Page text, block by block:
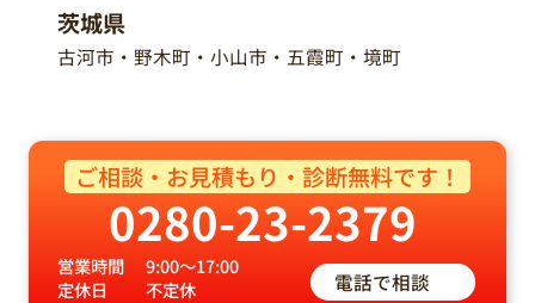
茨城県
古河市・野木町・小山市・五霞町・境町
ご相談・お見積もり・診断無料です！
0280-23-2379
営業時間
9:00～17:00
定休日
不定休 電話で相談